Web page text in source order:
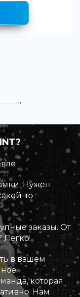
Нужен
то
заказы. От
Легко!
в вашем
которая
Нам